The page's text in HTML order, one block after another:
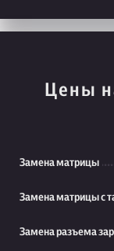
Цены
Замена матрицы
Замена матрицы с
Замена разъема